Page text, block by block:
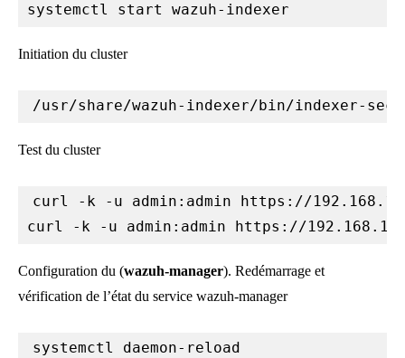
systemctl start wazuh-indexer
Initiation du cluster
/usr/share/wazuh-indexer/bin/indexer-
Test du cluster
curl -k -u admin:admin https://
curl -k -u admin:admin https://
Configuration du (wazuh-manager). Redémarrage et
vérification de l’état du service wazuh-manager
systemctl daemon-reload